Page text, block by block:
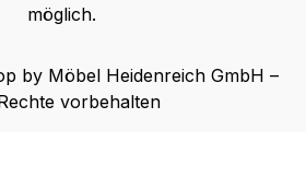
möglich.
by Möbel Heidenreich GmbH –
vorbehalten